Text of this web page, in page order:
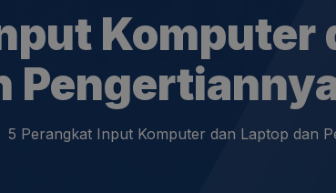
Komputer
5 Perangkat Input Komputer dan Laptop dan